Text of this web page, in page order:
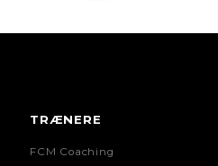
TRÆNERE
FCM Coaching